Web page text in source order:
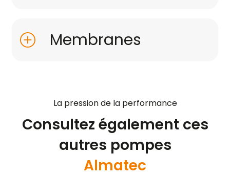
Membranes
La pression de la performance
Consultez également ces
autres pompes
Almatec